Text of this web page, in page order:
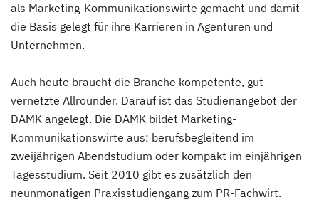
als Marketing-Kommunikationswirte gemacht und damit
die Basis gelegt für ihre Karrieren in Agenturen und
Unternehmen.
Auch heute braucht die Branche kompetente, gut
vernetzte Allrounder. Darauf ist das Studienangebot der
DAMK angelegt. Die DAMK bildet Marketing-
Kommunikationswirte aus: berufsbegleitend im
zweijährigen Abendstudium oder kompakt im einjährigen
Tagesstudium. Seit 2010 gibt es zusätzlich den
neunmonatigen Praxisstudiengang zum PR-Fachwirt.